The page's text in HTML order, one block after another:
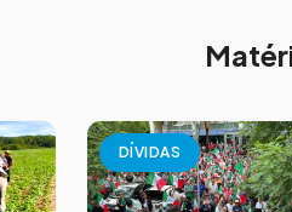
DÍVIDAS